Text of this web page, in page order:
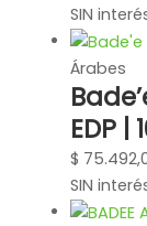
SIN
Árabes
EDP |
$
SIN